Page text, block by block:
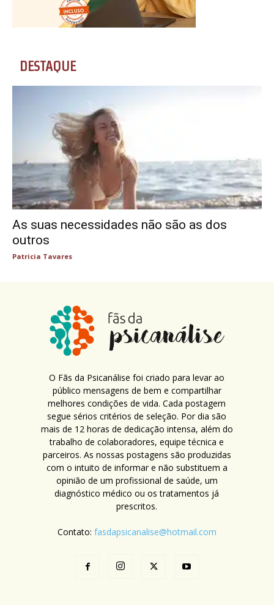
DESTAQUE
As suas necessidades não são as dos
outros
Patricia Tavares
O Fãs da Psicanálise foi criado para levar ao
público mensagens de bem e compartilhar
melhores condições de vida. Cada postagem
segue sérios critérios de seleção. Por dia são
mais de 12 horas de dedicação intensa, além do
trabalho de colaboradores, equipe técnica e
parceiros. As nossas postagens são produzidas
com o intuito de informar e não substituem a
opinião de um profissional de saúde, um
diagnóstico médico ou os tratamentos já
prescritos.
Contato: fasdapsicanalise@hotmail.com